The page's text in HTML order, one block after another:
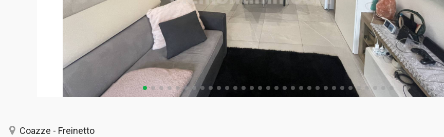
Coazze - Freinetto